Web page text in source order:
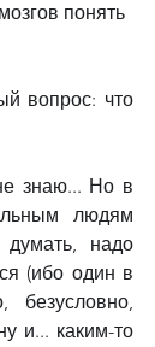
понять
вопрос: что
знаю... Но в
людям
думать, надо
(ибо один в
и... каким-то